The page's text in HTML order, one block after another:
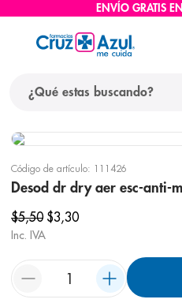
ENVÍO GRATIS
Código de artículo: 111426
Desod dr dry aer esc-anti-
$5,50 $3,30
Inc. IVA
términos más
protector solar
3.
4. cerave
nivea